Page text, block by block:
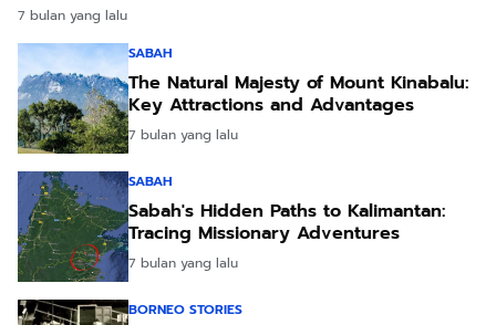
7 bulan yang lalu
SABAH
The Natural Majesty of Mount Kinabalu:
Key Attractions and Advantages
7 bulan yang lalu
SABAH
Sabah's Hidden Paths to Kalimantan:
Tracing Missionary Adventures
7 bulan yang lalu
BORNEO STORIES